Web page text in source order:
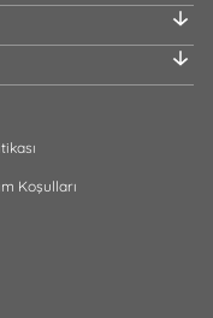
Koşulları